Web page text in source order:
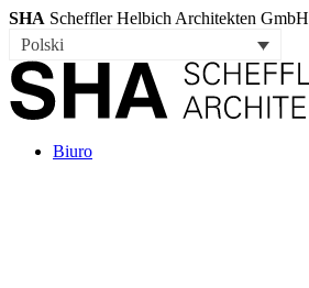
SHA Scheffler Helbich Architekten GmbH
Polski
Biuro